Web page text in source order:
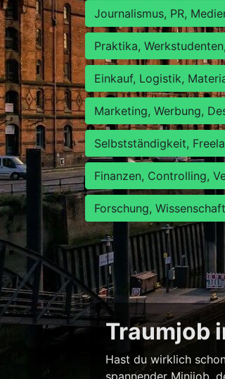
Journalismus, PR,
Praktika,
Einkauf, Logistik,
Marketing, Werbung,
Selbstständigkeit,
Finanzen, Controlling,
Forschung, Wissenschaft
Traumjob
Hast du wirklich